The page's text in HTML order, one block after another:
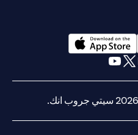
(opens in a new tab)